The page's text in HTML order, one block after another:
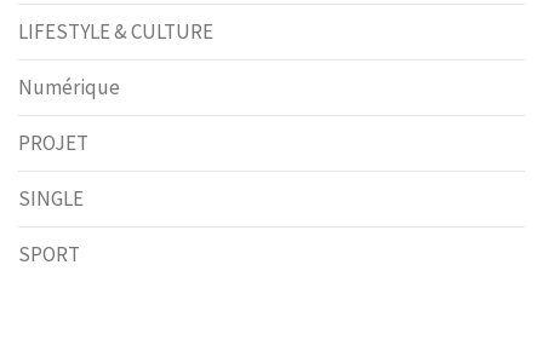
LIFESTYLE & CULTURE
Numérique
PROJET
SINGLE
SPORT